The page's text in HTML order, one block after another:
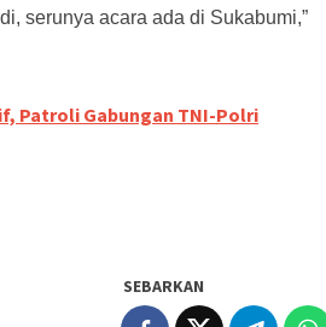
serunya acara ada di Sukabumi,”
Patroli Gabungan TNI-Polri
SEBARKAN